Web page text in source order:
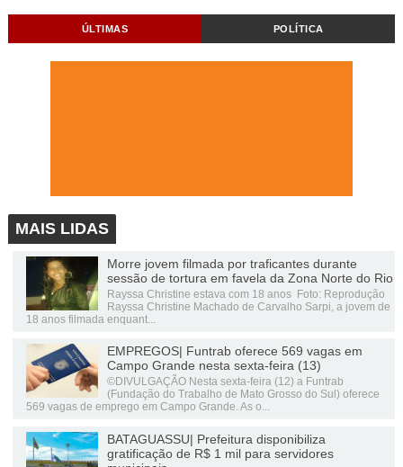
ÚLTIMAS POLÍTICA
MAIS LIDAS
Morre jovem filmada por traficantes durante
sessão de tortura em favela da Zona Norte do Rio
Rayssa Christine estava com 18 anos Foto: Reprodução
Rayssa Christine Machado de Carvalho Sarpi, a jovem de
18 anos filmada enquant...
EMPREGOS| Funtrab oferece 569 vagas em
Campo Grande nesta sexta-feira (13)
©DIVULGAÇÃO Nesta sexta-feira (12) a Funtrab
(Fundação do Trabalho de Mato Grosso do Sul) oferece
569 vagas de emprego em Campo Grande. As o...
BATAGUASSU| Prefeitura disponibiliza
gratificação de R$ 1 mil para servidores